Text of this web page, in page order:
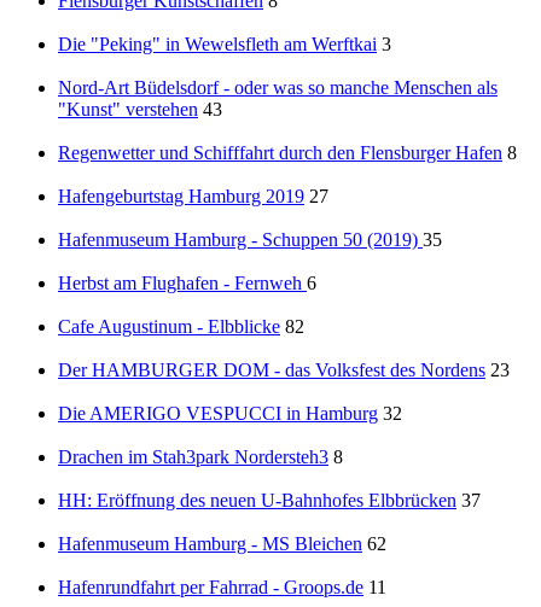
Die "Peking" in Wewelsfleth am Werftkai 3
Nord-Art Büdelsdorf - oder was so manche Menschen als
"Kunst" verstehen 43
Regenwetter und Schifffahrt durch den Flensburger Hafen 8
Hafengeburtstag Hamburg 2019 27
Hafenmuseum Hamburg - Schuppen 50 (2019) 35
Herbst am Flughafen - Fernweh 6
Cafe Augustinum - Elbblicke 82
Der HAMBURGER DOM - das Volksfest des Nordens 23
Die AMERIGO VESPUCCI in Hamburg 32
Drachen im Stah3park Nordersteh3 8
HH: Eröffnung des neuen U-Bahnhofes Elbbrücken 37
Hafenmuseum Hamburg - MS Bleichen 62
Hafenrundfahrt per Fahrrad - Groops.de 11